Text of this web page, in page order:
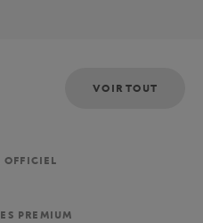
VOIR TOUT
OFFICIEL
PREMIUM